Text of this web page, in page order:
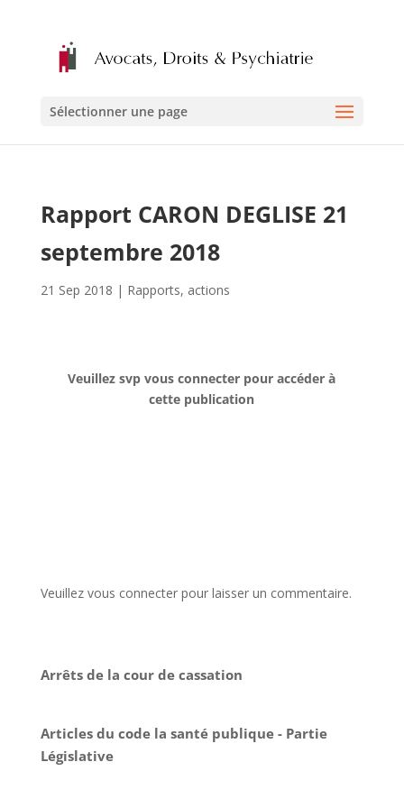
Sélectionner une page
Rapport CARON DEGLISE 21
septembre 2018
21 Sep 2018 | Rapports, actions
Veuillez svp vous connecter pour accéder à
cette publication
Veuillez vous connecter pour laisser un commentaire.
Arrêts de la cour de cassation
Articles du code la santé publique - Partie
Législative